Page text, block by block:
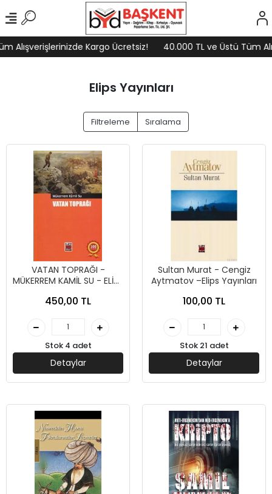
Alışverişlerinizde Kargo Ücretsiz! 40.000 TL ve Üstü Tüm
Elips Yayınları
Filtreleme Sıralama
VATAN TOPRAĞI -
MÜKERREM KAMİL SU - ELİPS
450,00 TL
Stok 4 adet
Detaylar
Sultan Murat - Cengiz
Aytmatov –Elips Yayınları
100,00 TL
Stok 21 adet
Detaylar